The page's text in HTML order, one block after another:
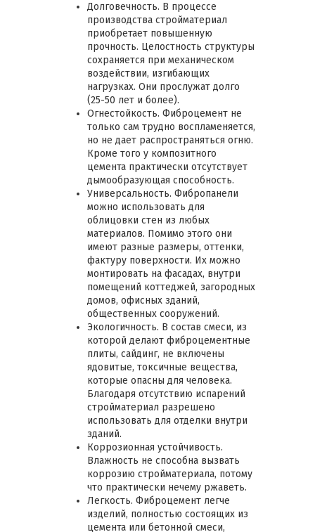
Долговечность. В процессе
производства стройматериал
приобретает повышенную
прочность. Целостность структуры
сохраняется при механическом
воздействии, изгибающих
нагрузках. Они прослужат долго
(25-50 лет и более).
Огнестойкость. Фиброцемент не
только сам трудно воспламеняется,
но не дает распространяться огню.
Кроме того у композитного
цемента практически отсутствует
дымообразующая способность.
Универсальность. Фибропанели
можно использовать для
облицовки стен из любых
материалов. Помимо этого они
имеют разные размеры, оттенки,
фактуру поверхности. Их можно
монтировать на фасадах, внутри
помещений коттеджей, загородных
домов, офисных зданий,
общественных сооружений.
Экологичность. В состав смеси, из
которой делают фиброцементные
плиты, сайдинг, не включены
ядовитые, токсичные вещества,
которые опасны для человека.
Благодаря отсутствию испарений
стройматериал разрешено
использовать для отделки внутри
зданий.
Коррозионная устойчивость.
Влажность не способна вызвать
коррозию стройматериала, потому
что практически нечему ржаветь.
Легкость. Фиброцемент легче
изделий, полностью состоящих из
цемента или бетонной смеси,